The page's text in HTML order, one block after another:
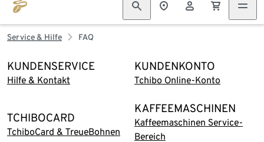
Service & Hilfe FAQ
KUNDENSERVICE
Hilfe & Kontakt
KUNDENKONTO
Tchibo Online-Konto
TCHIBOCARD
TchiboCard & TreueBohnen
KAFFEEMASCHINEN
Kaffeemaschinen Service-
Bereich